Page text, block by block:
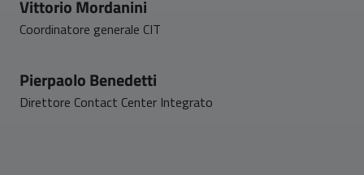
Vittorio Mordanini
Coordinatore generale CIT
Pierpaolo Benedetti
Direttore Contact Center Integrato